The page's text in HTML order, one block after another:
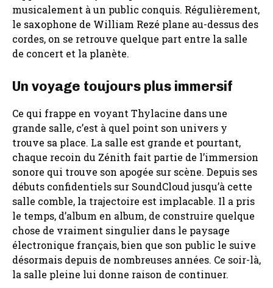
musicalement à un public conquis. Régulièrement,
le saxophone de William Rezé plane au-dessus des
cordes, on se retrouve quelque part entre la salle
de concert et la planète.
Un voyage toujours plus immersif
Ce qui frappe en voyant Thylacine dans une
grande salle, c’est à quel point son univers y
trouve sa place. La salle est grande et pourtant,
chaque recoin du Zénith fait partie de l’immersion
sonore qui trouve son apogée sur scène. Depuis ses
débuts confidentiels sur SoundCloud jusqu’à cette
salle comble, la trajectoire est implacable. Il a pris
le temps, d’album en album, de construire quelque
chose de vraiment singulier dans le paysage
électronique français, bien que son public le suive
désormais depuis de nombreuses années. Ce soir-là,
la salle pleine lui donne raison de continuer.